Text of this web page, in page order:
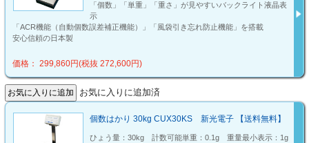
「個数」「単重」「重さ」が見やすいバックライト液晶表
示
「ACR機能（自動個数誤差補正機能）」「風袋引き忘れ防止機能」を搭載
安心信頼の日本製
価格： 299,860円(税抜 272,600円)
お気に入りに追加済
個数はかり 30kg CUX30KS 新光電子 【送料無料】
ひょう量：30kg 計数可能単重：0.1g 重量最小表示：1g